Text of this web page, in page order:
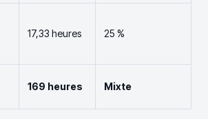
17,33 heures 25 %
169 heures Mixte